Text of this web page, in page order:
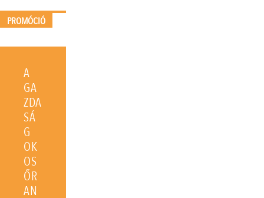
PROMÓCIÓ
A
GA
ZDA
SÁ
G
OK
OS
ŐR
AN